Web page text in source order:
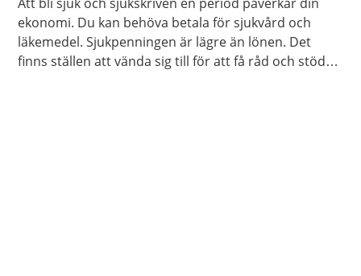
ekonomi. Du kan behöva betala för sjukvård och
läkemedel. Sjukpenningen är lägre än lönen. Det
finns ställen att vända sig till för att få råd och stöd